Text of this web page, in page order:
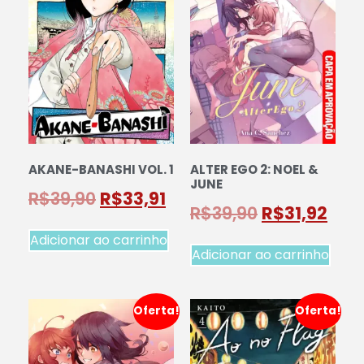
AKANE-BANASHI VOL. 1
R$39,90 R$33,91
Adicionar ao carrinho
ALTER EGO 2: NOEL &
JUNE
R$39,90 R$31,92
Adicionar ao carrinho
Oferta! Oferta!